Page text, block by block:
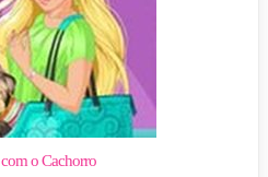
com o Cachorro